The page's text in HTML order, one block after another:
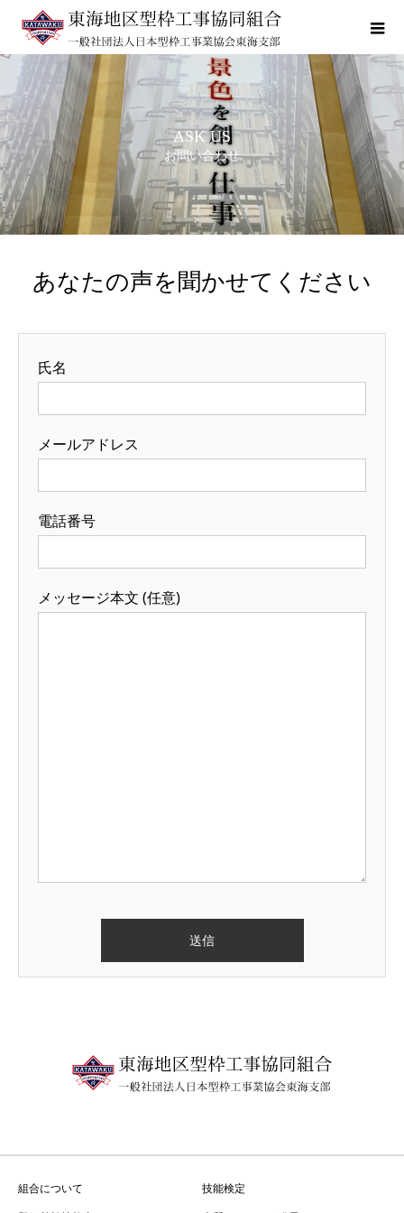
ASK US
お問い合わせ
あなたの声を聞かせてください
氏名
メールアドレス
電話番号
メッセージ本文 (任意)
組合について
技能検定